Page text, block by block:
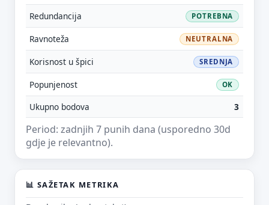
Redundancija POTREBNA
Ravnoteža NEUTRALNA
Korisnost u špici SREDNJA
Popunjenost OK
Ukupno bodova 3
Period: zadnjih 7 punih dana (usporedno 30d
gdje je relevantno).
📊 SAŽETAK METRIKA